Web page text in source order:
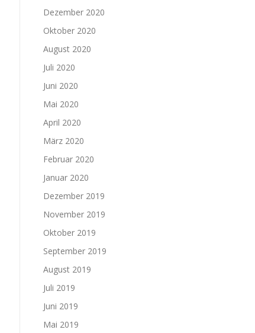
Dezember 2020
Oktober 2020
August 2020
Juli 2020
Juni 2020
Mai 2020
April 2020
März 2020
Februar 2020
Januar 2020
Dezember 2019
November 2019
Oktober 2019
September 2019
August 2019
Juli 2019
Juni 2019
Mai 2019